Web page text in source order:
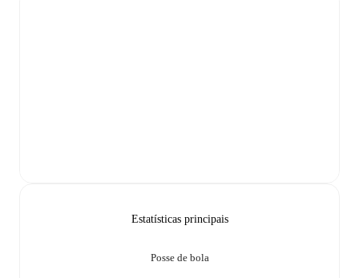
Estatísticas principais
Posse de bola